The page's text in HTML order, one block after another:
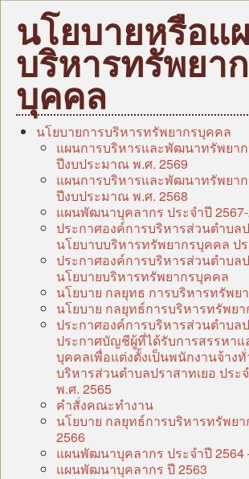
หน้าแรก
บุคลากร
ข้อมูลหน่วยงาน
กฎหมาย/ระเบียบ/คู่มือ
ข่าวสาร อบต.
แผน
ภารกิจ/กิจกรรม
มาตรการป้องกันการทุจริต
หน่วยตรวจสอบภายใน
ศูนย์บริการร่วม (Oss)
แบบประเมินความพึงพอใจ
กระดานถาม-ตอบ
นโยบายหรือแ
บริหารทรัพยา
บุคคล
นโยบายการบริหารทรัพยากรบุคคล
แผนการบริหารและพัฒนาทรัพยา
ปีงบประมาณ พ.ศ. 2569
แผนการบริหารและพัฒนาทรัพยา
ปีงบประมาณ พ.ศ. 2568
แผนพัฒนาบุคลากร ประจำปี
ประกาศองค์การบริหารส่วนตำบลป
นโยบาบบริหารทรัพยากรบุคคล ป
ประกาศองค์การบริหารส่วนตำบลป
นโยบายบริหารทรัพยากรบุคคล
นโยบาย กลยุทธ การบริหารทรัพย
นโยบาย กลยุทธ์การบริหารทรัพย
ประกาศองค์การบริหารส่วนตำบลป
ประกาศบัญชีผู้ที่ได้รับการสรรหาแ
บุคคลเพื่อแต่งตั้งเป็นพนักงานจ้าง
บริหารส่วนตำบลปราสาทเยอ ปร
พ.ศ. 2565
คำสั่งคณะทำงาน
นโยบาย กลยุทธ์การบริหารทรัพย
2566
แผนพัฒนาบุคลากร ประจำปี 2564
แผนพัฒนาบุคลากร ปี 2563